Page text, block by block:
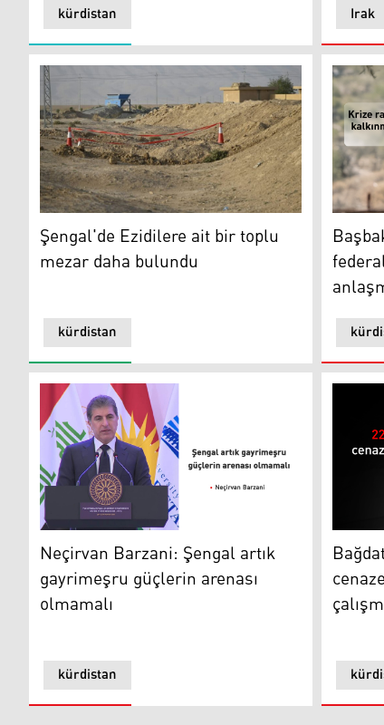
kürdistan Irak
Şengal'de Ezidilere ait bir toplu mezar daha
kürdistan
Şengal'de Ezidilere ait bir toplu
mezar daha bulundu
Neçirvan Barzani: Şengal artık gayrimeşru
kürdistan
Neçirvan Barzani: Şengal artık
gayrimeşru güçlerin arenası
olmamalı